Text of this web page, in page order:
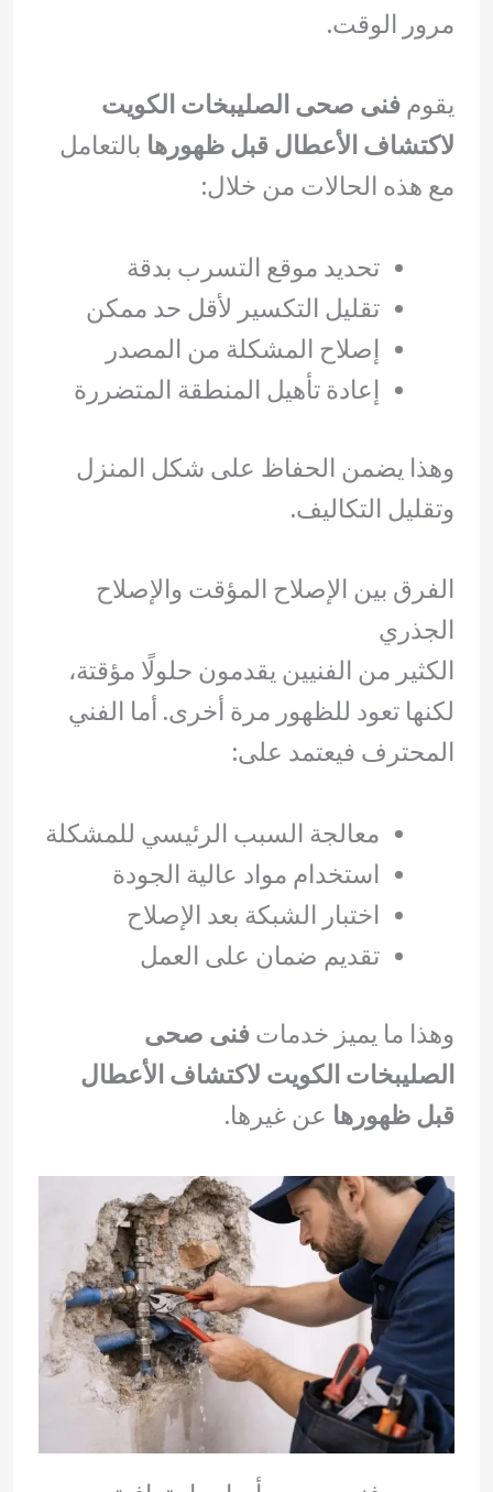
مرور الوقت.
يقومفنى صحى الصليبخات الكويت
لاكتشاف الأعطال قبل ظهورها بالتعامل
مع هذه الحالات من خلال:
تحديد موقع التسرب بدقة
تقليل التكسير لأقل حد ممكن
إصلاح المشكلة من المصدر
إعادة تأهيل المنطقة المتضررة
وهذا يضمن الحفاظ على شكل المنزل
وتقليل التكاليف.
الفرق بين الإصلاح المؤقت والإصلاح
الجذري
الكثير من الفنيين يقدمون حلولًا مؤقتة،
لكنها تعود للظهور مرة أخرى. أما الفني
المحترف فيعتمد على:
معالجة السبب الرئيسي للمشكلة
استخدام مواد عالية الجودة
اختبار الشبكة بعد الإصلاح
تقديم ضمان على العمل
وهذا ما يميز خدماتفنى صحى
الصليبخات الكويت لاكتشاف الأعطال
قبل ظهورها عن غيرها.